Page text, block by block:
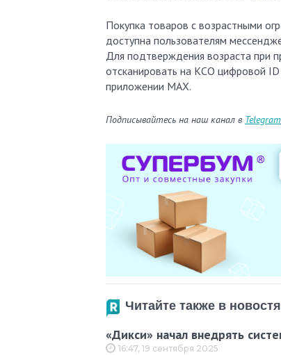
Покупка товаров с возрастными
доступна пользователям
Для подтверждения возраста при
отсканировать на КСО цифровой
приложении MAX.
Подписывайтесь на наш канал в Telegram
Читайте также в
«Дикси» начал внедрять
16:47, 19 сентября 2025